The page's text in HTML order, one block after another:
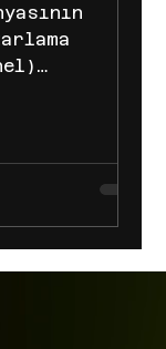
o lineer
Bugün,
bizzat